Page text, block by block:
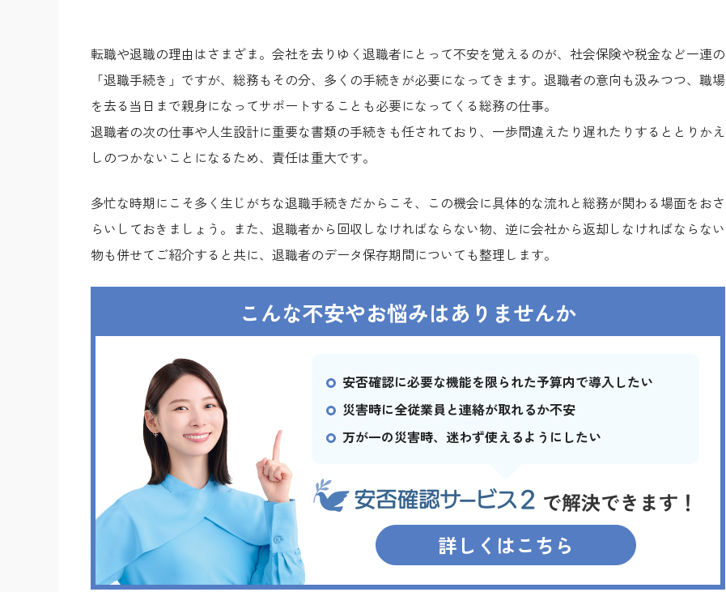
転職や退職の理由はさまざま。会社を去りゆく退職者にとって不安を覚えるのが、社会保険や税金など一連の
「退職手続き」ですが、総務もその分、多くの手続きが必要になってきます。退職者の意向も汲みつつ、職場
を去る当日まで親身になってサポートすることも必要になってくる総務の仕事。
退職者の次の仕事や人生設計に重要な書類の手続きも任されており、一歩間違えたり遅れたりするととりかえ
しのつかないことになるため、責任は重大です。
多忙な時期にこそ多く生じがちな退職手続きだからこそ、この機会に具体的な流れと総務が関わる場面をおさ
らいしておきましょう。また、退職者から回収しなければならない物、逆に会社から返却しなければならない
物も併せてご紹介すると共に、退職者のデータ保存期間についても整理します。
こんな不安やお悩みはありませんか
安否確認に必要な機能を限られた予算内で導入したい
災害時に全従業員と連絡が取れるか不安
万が一の災害時、迷わず使えるようにしたい
詳しくはこちら